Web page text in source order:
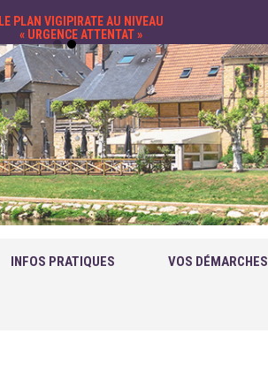
LE PLAN VIGIPIRATE AU NIVEAU
« URGENCE ATTENTAT »
INFOS PRATIQUES VOS DÉMARCHES